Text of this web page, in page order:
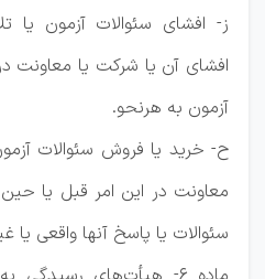
ز- افشای سئوالات آزمون
افشای آن یا شرکت یا معاونت
آزمون به هرنحو.
ح- خرید یا فروش سئوالات
معاونت در این امر قبل یا حین
سئوالات یا پاسخ آنها واقعی یا